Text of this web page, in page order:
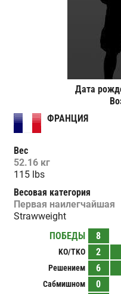
Дата
ФРАНЦИЯ
Вес
52.16 кг
115 lbs
Весовая категория
Первая наилегчайшая
Strawweight
ПОБЕДЫ
8
KO/TKO 2
Решением
6
Сабмишном
0